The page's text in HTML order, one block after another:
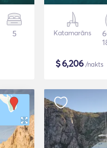
5 Katamarāns
$6,206/nakts